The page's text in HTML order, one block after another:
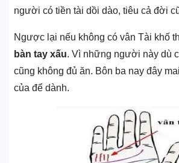
người có tiền tài dồi dào, tiêu cả đời
Ngược lại nếu không có vân Tài khố
bàn tay xấu. Vì những người này dù
cũng không đủ ăn. Bôn ba nay đây
của để dành.